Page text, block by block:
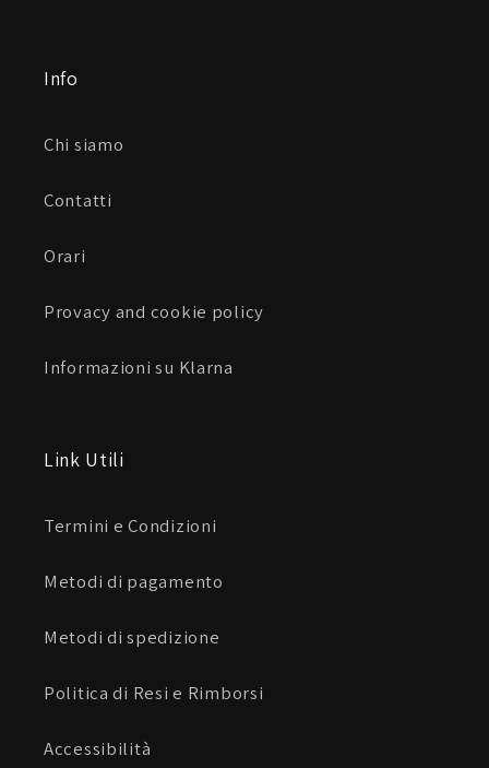
Info
Chi siamo
Contatti
Orari
Provacy and cookie policy
Informazioni su Klarna
Link Utili
Termini e Condizioni
Metodi di pagamento
Metodi di spedizione
Politica di Resi e Rimborsi
Accessibilità